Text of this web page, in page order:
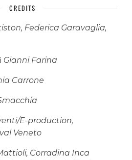
CREDITS
Federica Garavaglia,
Gianni Farina
Carrone
E-production,
Veneto
Corradina Inca